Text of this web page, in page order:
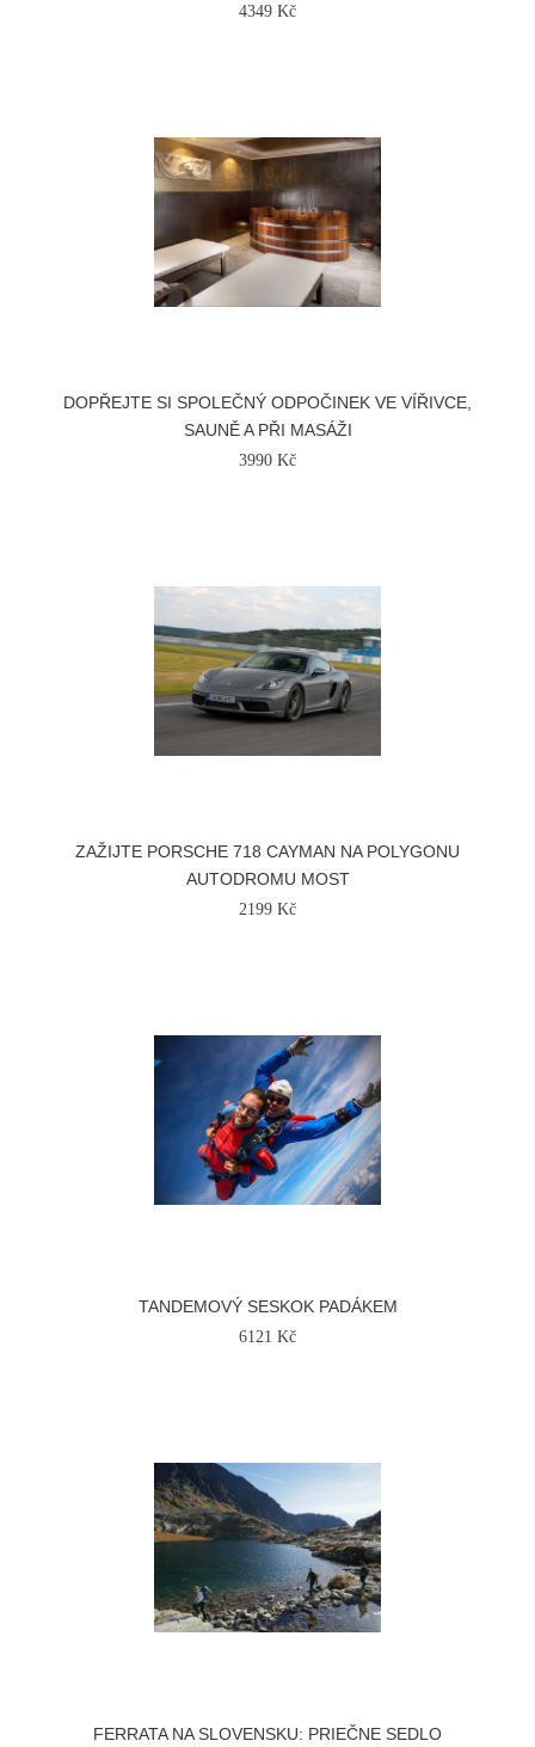
4349 Kč
DOPŘEJTE SI SPOLEČNÝ ODPOČINEK VE VÍŘIVCE,
SAUNĚ A PŘI MASÁŽI
3990 Kč
ZAŽIJTE PORSCHE 718 CAYMAN NA POLYGONU
AUTODROMU MOST
2199 Kč
TANDEMOVÝ SESKOK PADÁKEM
6121 Kč
FERRATA NA SLOVENSKU: PRIEČNE SEDLO